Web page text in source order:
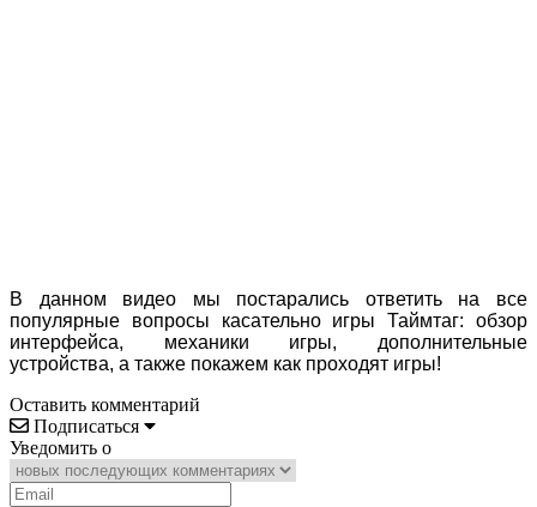
В данном видео мы постарались ответить на все
популярные вопросы касательно игры Таймтаг: обзор
интерфейса, механики игры, дополнительные
устройства, а также покажем как проходят игры!
Оставить комментарий
Подписаться
Уведомить о